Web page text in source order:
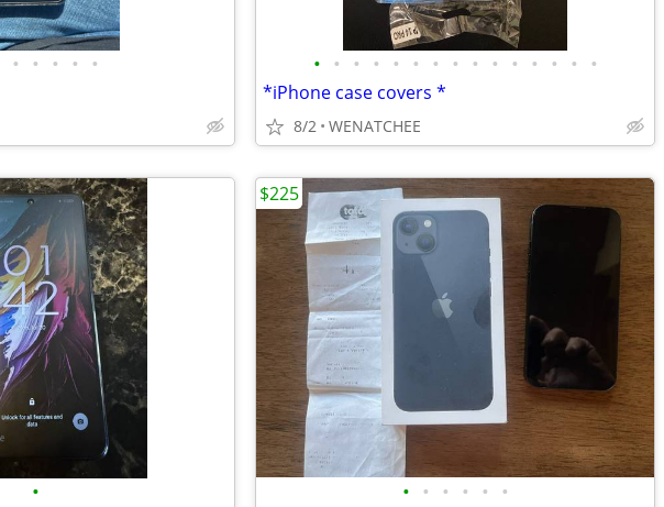
• • • • • • • • • • • • • • • • • • • •
*iPhone case covers *
8/2 WENATCHEE
• • • • • • •
$225